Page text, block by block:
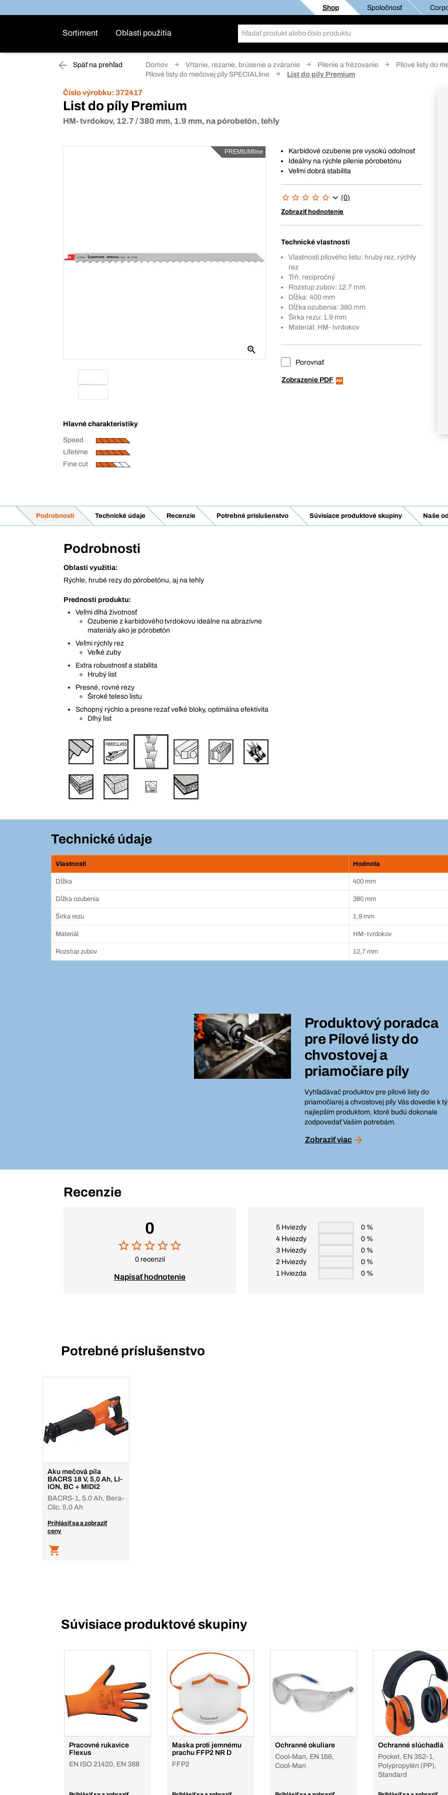
Shop Spoločnosť
Sortiment Oblasti použitia
Späť na prehľad Domov Vŕtanie, rezanie, brúsenie a zváranie Pílenie a frézovanie
Pílové listy do
Pílové listy do mečovej píly SPECIALline
List do píly Premium
Číslo výrobku: 372417
List do píly Premium
HM- tvrdokov, 12.7 / 380 mm, 1.9 mm, na pórobetón, tehly
PREMIUMline
Hlavné charakteristiky
Speed
Lifetime
Fine cut
Karbidové ozubenie pre vysokú odolnosť
Ideálny na rýchle pílenie pórobetónu
Veľmi dobrá stabilita
(0)
Zobraziť hodnotenie
Technické vlastnosti
Vlastnosti pílového listu: hrubý rez, rýchly
rez
Tŕň: recipročný
Rozstup zubov: 12.7 mm
Dĺžka: 400 mm
Dĺžka ozubenia: 380 mm
Šírka rezu: 1.9 mm
Materiál: HM- tvrdokov
Porovnať
Zobrazenie PDF
Podrobnosti Technické údaje Recenzie Potrebné príslušenstvo Súvisiace produktové skupiny Naše
Podrobnosti
Oblasti využitia:
Rýchle, hrubé rezy do pórobetónu, aj na tehly
Prednosti produktu:
Veľmi dlhá životnosť
Ozubenie z karbidového tvrdokovu ideálne na abrazívne
materiály ako je pórobetón
Veľmi rýchly rez
Veľké zuby
Extra robustnosť a stabilita
Hrubý list
Presné, rovné rezy
Široké teleso listu
Schopný rýchlo a presne rezať veľké bloky, optimálna efektivita
Dlhý list
Technické údaje
Vlastnosti Hodnota
Dĺžka 400 mm
Dĺžka ozubenia 380 mm
Šírka rezu 1,9 mm
Materiál HM- tvrdokov
Rozstup zubov 12,7 mm
Produktový poradca
pre Pílové listy do
chvostovej a
priamočiare píly
Vyhľadávač produktov pre pílové listy do
priamočiarej a chvostovej píly Vás dovedie k
najlepším produktom, ktoré budú dokonale
zodpovedať Vašim potrebám.
Zobraziť viac
Recenzie
0
0 recenzií
Napísať hodnotenie
5 Hviezdy
0 %
4 Hviezdy
0 %
3 Hviezdy
0 %
2 Hviezdy
0 %
1 Hviezda
0 %
Potrebné príslušenstvo
Aku mečová píla
BACRS 18 V, 5,0 Ah, LI-
ION, BC + MIDI2
BACRS-1, 5.0 Ah, Bera-
Clic, 5,0 Ah
Prihlásiť sa a zobraziť
ceny
Súvisiace produktové skupiny
Pracovné rukavice
Flexus
EN ISO 21420, EN 388
Maska proti jemnému
prachu FFP2 NR D
FFP2
Ochranné okuliare
Cool-Man, EN 166,
Cool-Man
Ochranné slúchadlá
Pocket, EN 352-1,
Polypropylén (PP),
Standard